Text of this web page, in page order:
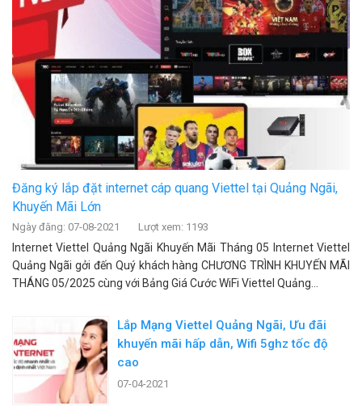
Đăng ký lắp đặt internet cáp quang Viettel tại Quảng Ngãi,
Khuyến Mãi Lớn
Ngày đăng: 07-08-2021 Lượt xem: 1193
Internet Viettel Quảng Ngãi Khuyến Mãi Tháng 05 Internet Viettel
Quảng Ngãi gởi đến Quý khách hàng CHƯƠNG TRÌNH KHUYẾN MÃI
THÁNG 05/2025 cùng với Bảng Giá Cước WiFi Viettel Quảng...
Lắp Mạng Viettel Quảng Ngãi, Ưu đãi
khuyến mãi hấp dẫn, Wifi 5ghz tốc độ
cao
07-04-2021